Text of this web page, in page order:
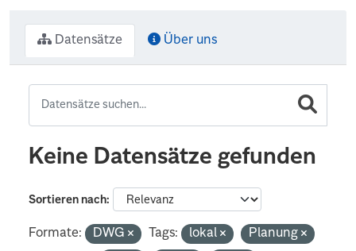
Datensätze Über uns
Keine Datensätze gefunden
Sortieren nach
Formate: DWG Tags: lokal
Planung